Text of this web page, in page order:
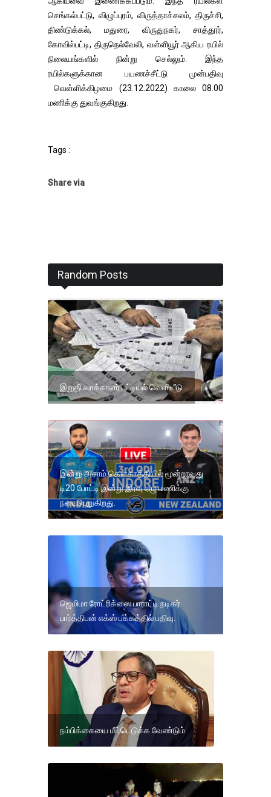
செங்கல்பட்டு, விழுப்புரம், விருத்தாச்சலம், திருச்சி,
திண்டுக்கல், மதுரை, விருதுநகர், சாத்தூர்,
கோவில்பட்டி, திருநெல்வேலி, வள்ளியூர் ஆகிய ரயில்
நிலையங்களில் நின்று செல்லும். இந்த
ரயில்களுக்கான பயணச்சீட்டு முன்பதிவு
வெள்ளிக்கிழமை (23.12.2022) காலை 08.00
மணிக்கு துவங்குகிறது.
Tags :
Share via
Random Posts
இறுதி வாக்காளர் பட்டியல் வெளியீடு
இன்று அசாம் கௌகாத்தியில் மூன்றாவது
டி20 போட்டி இன்று இரவு ஏழு மணிக்கு
நடைபெறுகிறது.
ஜெமிமா ரோட்ரிக்ஸை பாராட்டி நடிகர்
பார்த்திபன் எக்ஸ் பக்கத்தில் பதிவு.
நம்பிக்கையை மீட்டெடுக்க வேண்டும்